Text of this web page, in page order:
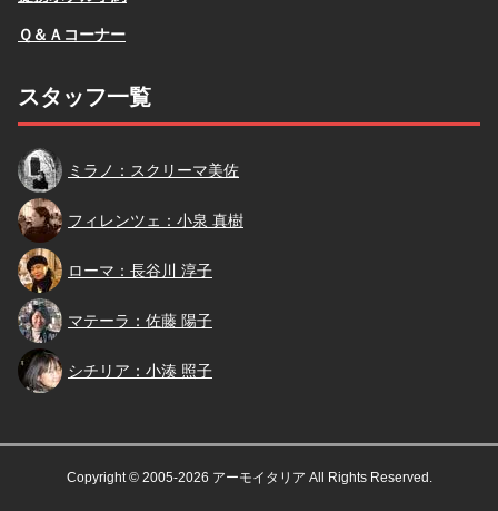
Ｑ＆Ａコーナー
スタッフ一覧
スクリーマ
ミラノ：スクリーマ美佐
小泉
フィレンツェ：小泉 真樹
長谷川
ローマ：長谷川 淳子
佐藤
マテーラ：佐藤 陽子
小湊
シチリア：小湊 照子
Copyright © 2005-2026 アーモイタリア All Rights Reserved.